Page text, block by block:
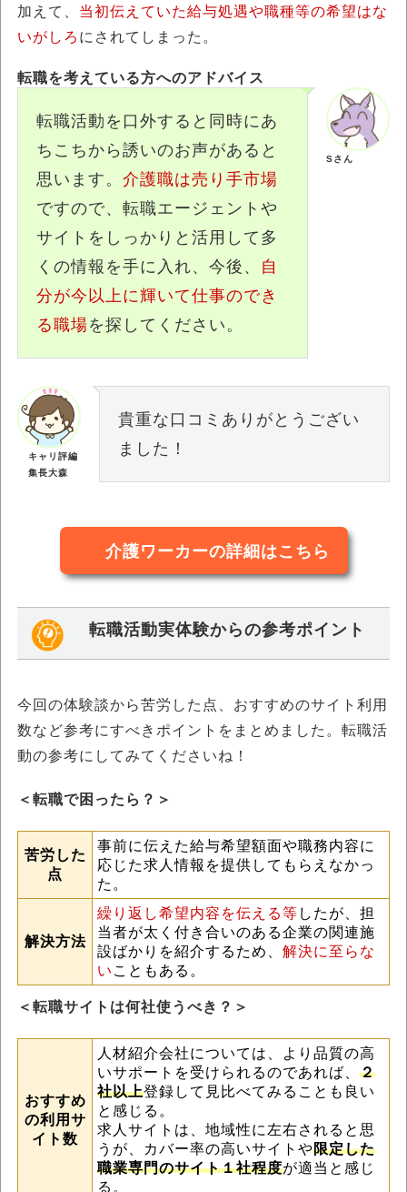
加えて、 当初伝えていた給与処遇や職種等の希望はな
いがしろ にされてしまった。
転職を考えている方へのアドバイス
転職活動を口外すると同時にあ
ちこちから誘いのお声があると
思います。 介護職は売り手市場
ですので、転職エージェントや
サイトをしっかりと活用して多
くの情報を手に入れ、今後、 自
分が今以上に輝いて仕事のでき
る職場を探してください。
Sさん
キャリ評編
集長大森
貴重な口コミありがとうござい
ました！
介護ワーカーの詳細はこちら
転職活動実体験からの参考ポイント
今回の体験談から苦労した点、おすすめのサイト利用
数など参考にすべきポイントをまとめました。転職活
動の参考にしてみてくださいね！
＜転職で困ったら？＞
苦労した
点
事前に伝えた給与希望額面や職務内容に
応じた求人情報を提供してもらえなかっ
た。
解決方法
繰り返し希望内容を伝える等 したが、担
当者が太く付き合いのある企業の関連施
設ばかりを紹介するため、 解決に至らな
い こともある。
＜転職サイトは何社使うべき？＞
おすすめ
の利用サ
イト数
人材紹介会社については、より品質の高
いサポートを受けられるのであれば、 ２
社以上登録して見比べてみることも良い
と感じる。
求人サイトは、地域性に左右されると思
うが、カバー率の高いサイトや限定した
職業専門のサイト１社程度が適当と感じ
る。